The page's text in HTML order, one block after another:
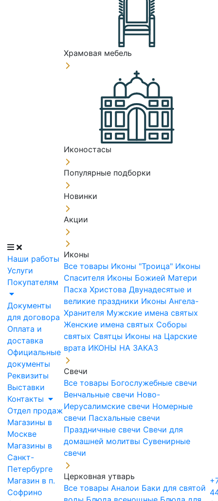
Наши работы
Услуги
Покупателям
Документы
для договора
Оплата и
доставка
Официальные
документы
Реквизиты
Выставки
Контакты
Отдел продаж
Магазины в
Москве
Магазины в
Санкт-
Петербурге
Магазин в п.
Софрино
Храмовая мебель
Иконостасы
Популярные подборки
Новинки
Акции
Иконы
Все товары Иконы "Троица" Иконы
Спасителя Иконы Божией Матери
Пасха Христова Двунадесятые и
великие праздники Иконы Ангела-
Хранителя Мужские имена святых
Женские имена святых Соборы
святых Святцы Иконы на Царские
врата ИКОНЫ НА ЗАКАЗ
Свечи
Все товары Богослужебные свечи
Венчальные свечи Ново-
Иерусалимские свечи Номерные
свечи Пасхальные свечи
Праздничные свечи Свечи для
домашней молитвы Сувенирные
свечи
Церковная утварь
Все товары Аналои Баки для святой